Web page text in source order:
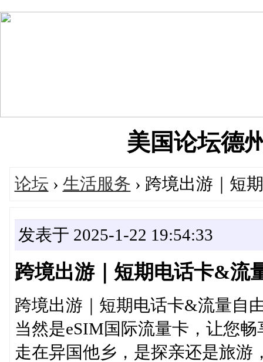
美国论坛德
论坛 › 生活服务 › 跨境出游｜短
发表于 2025-1-22 19:54:33
跨境出游｜短期电话卡&流
跨境出游｜短期电话卡&流量自
当然是eSIM国际流量卡，让您
走在异国他乡，是探亲还是旅游